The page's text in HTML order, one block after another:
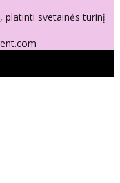
platinti svetainės turinį